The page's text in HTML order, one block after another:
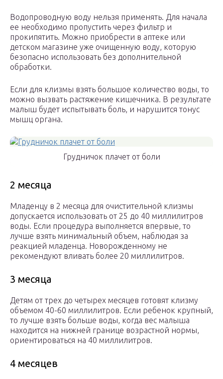
Водопроводную воду нельзя применять. Для начала
ее необходимо пропустить через фильтр и
прокипятить. Можно приобрести в аптеке или
детском магазине уже очищенную воду, которую
безопасно использовать без дополнительной
обработки.
Если для клизмы взять большое количество воды, то
можно вызвать растяжение кишечника. В результате
малыш будет испытывать боль, и нарушится тонус
мышц органа.
Грудничок плачет от боли
2 месяца
Младенцу в 2 месяца для очистительной клизмы
допускается использовать от 25 до 40 миллилитров
воды. Если процедура выполняется впервые, то
лучше взять минимальный объем, наблюдая за
реакцией младенца. Новорожденному не
рекомендуют вливать более 20 миллилитров.
3 месяца
Детям от трех до четырех месяцев готовят клизму
объемом 40-60 миллилитров. Если ребенок крупный,
то лучше взять больше воды, когда вес малыша
находится на нижней границе возрастной нормы,
ориентироваться на 40 миллилитров.
4 месяцев